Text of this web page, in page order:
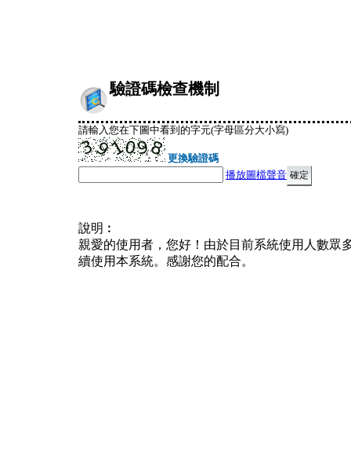
驗證碼檢查機制
請輸入您在下圖中看到的字元(字母區分大小寫)
更換驗證碼
播放圖檔聲音
說明︰
親愛的使用者，您好！由於目前系統使用人數眾
續使用本系統。感謝您的配合。